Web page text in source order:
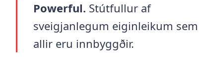
Powerful. Stútfullur af
sveigjanlegum eiginleikum sem
allir eru innbyggðir.